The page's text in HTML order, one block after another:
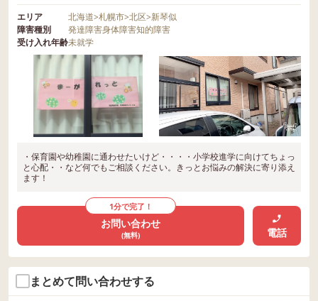
エリア 北海道>札幌市>北区>新琴似
障害種別
発達障害身体障害知的障害
受け入れ年齢未就学
・保育園や幼稚園に通わせたいけど・・・・小学校進学に向けてちょっ
と心配・・など何でもご相談ください。きっとお悩みの解決に寄り添え
ます！
1分で完了！
お問い合わせ
(無料) 電話
まとめて問い合わせする